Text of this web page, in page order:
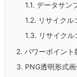
1.1. データサン
1.2. リサイクル
1.3. リサイク
2. パワーポイント
3. PNG透明形式